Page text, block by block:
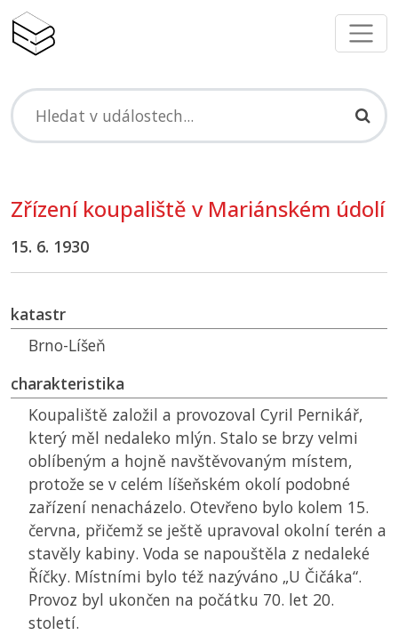
Zřízení koupaliště v Mariánském údolí
15. 6. 1930
katastr
Brno-Líšeň
charakteristika
Koupaliště založil a provozoval Cyril Pernikář,
který měl nedaleko mlýn. Stalo se brzy velmi
oblíbeným a hojně navštěvovaným místem,
protože se v celém líšeňském okolí podobné
zařízení nenacházelo. Otevřeno bylo kolem 15.
června, přičemž se ještě upravoval okolní terén a
stavěly kabiny. Voda se napouštěla z nedaleké
Říčky. Místními bylo též nazýváno „U Čičáka“.
Provoz byl ukončen na počátku 70. let 20.
století.